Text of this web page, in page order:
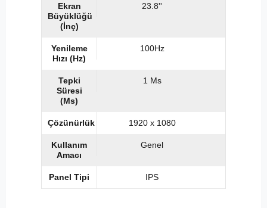
Ekran
Büyüklüğü
(İnç)
23.8''
Yenileme
Hızı (Hz)
100Hz
Tepki
Süresi
(Ms)
1 Ms
Çözünürlük 1920 x 1080
Kullanım
Amacı
Genel
Panel Tipi IPS